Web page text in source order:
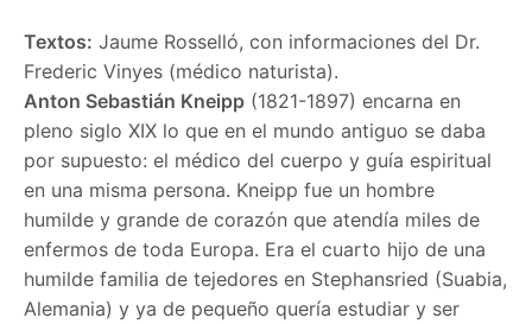
Textos: Jaume Rosselló, con informaciones del Dr.
Frederic Vinyes (médico naturista).
Anton Sebastián Kneipp (1821-1897) encarna en
pleno siglo XIX lo que en el mundo antiguo se daba
por supuesto: el médico del cuerpo y guía espiritual
en una misma persona. Kneipp fue un hombre
humilde y grande de corazón que atendía miles de
enfermos de toda Europa. Era el cuarto hijo de una
humilde familia de tejedores en Stephansried (Suabia,
Alemania) y ya de pequeño quería estudiar y ser